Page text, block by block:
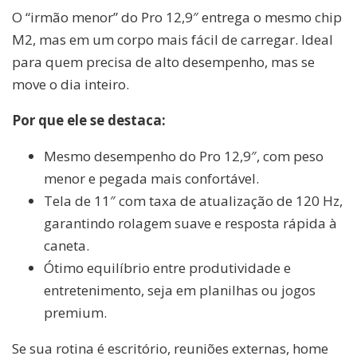
O “irmão menor” do Pro 12,9″ entrega o mesmo chip
M2, mas em um corpo mais fácil de carregar. Ideal
para quem precisa de alto desempenho, mas se
move o dia inteiro.
Por que ele se destaca:
Mesmo desempenho do Pro 12,9″, com peso
menor e pegada mais confortável.
Tela de 11″ com taxa de atualização de 120 Hz,
garantindo rolagem suave e resposta rápida à
caneta.
Ótimo equilíbrio entre produtividade e
entretenimento, seja em planilhas ou jogos
premium.
Se sua rotina é escritório, reuniões externas, home